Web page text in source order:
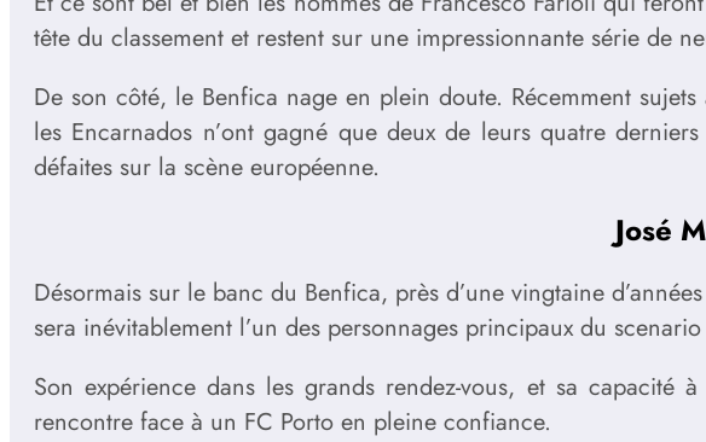
tête du classement et restent sur une impressionnante série de
De son côté, le Benfica nage en plein doute. Récemment
les Encarnados n’ont gagné que deux de leurs quatre
défaites sur la scène européenne.
José
Désormais sur le banc du Benfica, près d’une vingtaine
sera inévitablement l’un des personnages principaux du
Son expérience dans les grands rendez-vous, et sa
rencontre face à un FC Porto en pleine confiance.